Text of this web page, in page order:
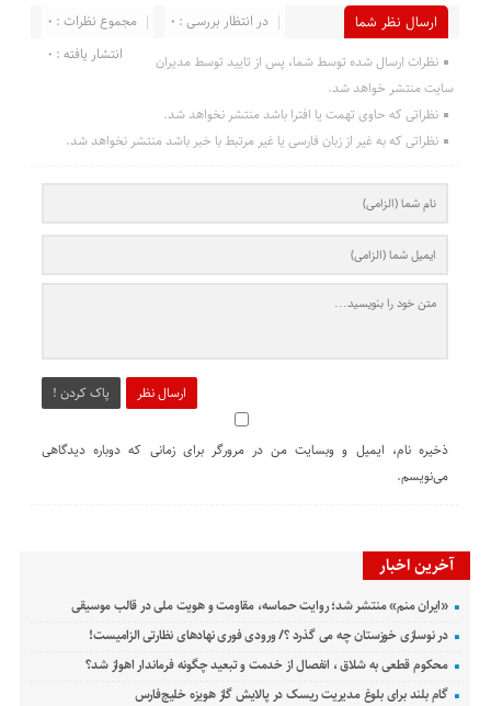
ارسال نظر شما مجموع نظرات : 0
در انتظار بررسی : 0
انتشار یافته : 0
نظرات ارسال شده توسط شما، پس از تایید توسط مدیران
سایت منتشر خواهد شد.
نظراتی که حاوی تهمت یا افترا باشد منتشر نخواهد شد.
نظراتی که به غیر از زبان فارسی یا غیر مرتبط با خبر باشد منتشر نخواهد شد.
ارسال نظر پاک کردن !
ذخیره نام، ایمیل و وبسایت من در مرورگر برای زمانی که دوباره دیدگاهی
می‌نویسم.
آخرین اخبار
«ایران منم» منتشر شد؛ روایت حماسه، مقاومت و هویت ملی در قالب موسیقی
در نوسازی خوزستان چه می گذرد ؟/ ورودی فوری نهادهای نظارتی الزامیست!
محکوم قطعی به شلاق ، انفصال از خدمت و تبعید چگونه فرماندار اهواز شد؟
گام بلند برای بلوغ مدیریت ریسک در پالایش گاز هویزه خلیج‌فارس